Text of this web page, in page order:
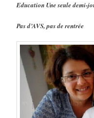
Education Une seule demi-
Pas d’AVS, pas de rentrée